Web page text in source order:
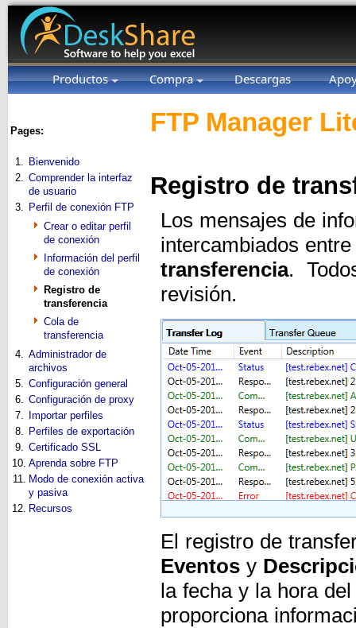
Productos Compra Descargas
Pages:
1. Bienvenido
2. Comprender la interfaz
de usuario
3. Perfil de conexión FTP
Crear o editar perfil
de conexión
Información del perfil
de conexión
Registro de
transferencia
Cola de
transferencia
4. Administrador de
archivos
5. Configuración general
6. Configuración de proxy
7.
Importar perfiles
8. Perfiles de exportación
9. Certificado SSL
10. Aprenda sobre FTP
11. Modo de conexión activa
y pasiva
12. Recursos
FTP Manager
Registro de
Los mensajes de
intercambiados
transferencia.
revisión.
El registro de
Eventos y
la fecha y la hora
proporciona